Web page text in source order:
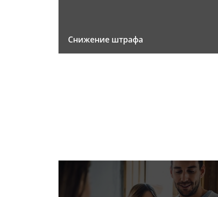
Снижение штрафа